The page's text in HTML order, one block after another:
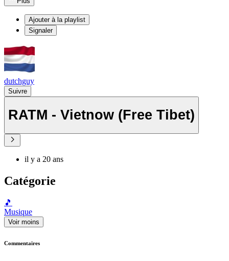
Ajouter à la playlist
Signaler
dutchguy
Suivre
RATM - Vietnow (Free Tibet)
il y a 20 ans
Catégorie
🎵
Musique
Voir moins
Commentaires